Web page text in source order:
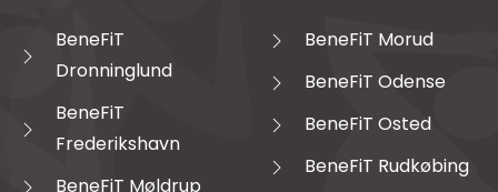
BeneFiT
Dronninglund
BeneFiT
Frederikshavn
BeneFiT Møldrup
BeneFiT Morud
BeneFiT Odense
BeneFiT Osted
BeneFiT Rudkøbing